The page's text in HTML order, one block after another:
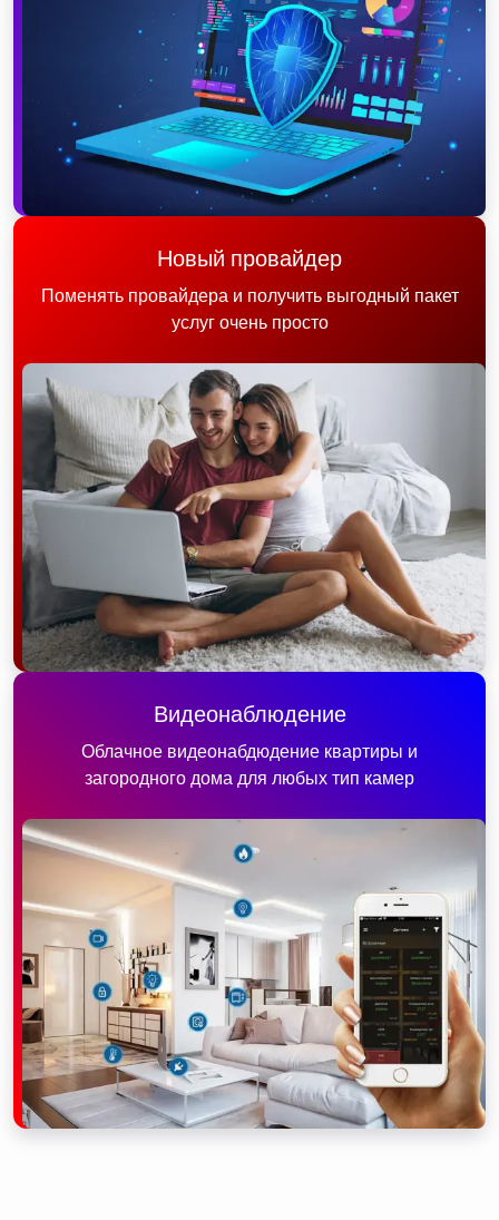
Новый провайдер
Поменять провайдера и получить выгодный пакет
услуг очень просто
Видеонаблюдение
Облачное видеонабдюдение квартиры и
загородного дома для любых тип камер